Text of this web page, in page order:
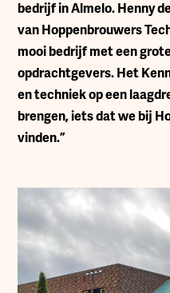
bedrijf in Almelo. Henny
van Hoppenbrouwers
mooi bedrijf met een
opdrachtgevers. Het
en techniek op een
brengen, iets dat we bij
vinden.”